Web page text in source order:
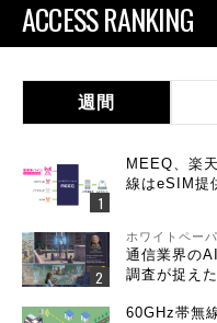
ACCESS RANKING
週間
MEEQ、楽
線はeSIM提
ホワイトペー
通信業界の
調査が捉え
60GHz帯無